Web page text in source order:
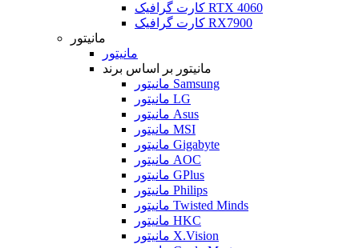
کارت گرافیک RTX 4060
کارت گرافیک RX7900
مانیتور
مانیتور
مانیتور بر اساس برند
مانیتور Samsung
مانیتور LG
مانیتور Asus
مانیتور MSI
مانیتور Gigabyte
مانیتور AOC
مانیتور GPlus
مانیتور Philips
مانیتور Twisted Minds
مانیتور HKC
مانیتور X.Vision